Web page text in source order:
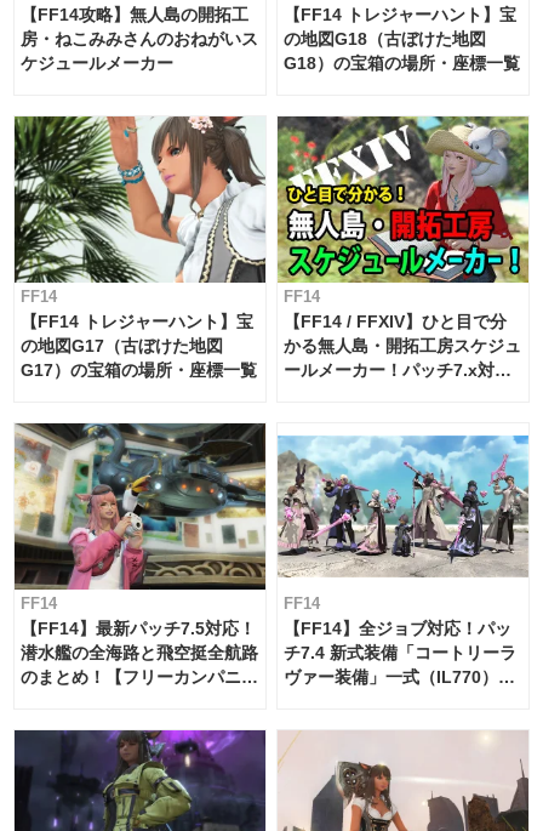
【FF14攻略】無人島の開拓工
房・ねこみみさんのおねがいス
ケジュールメーカー
【FF14 トレジャーハント】宝
の地図G18（古ぼけた地図
G18）の宝箱の場所・座標一覧
FF14
【FF14 トレジャーハント】宝
の地図G17（古ぼけた地図
G17）の宝箱の場所・座標一覧
FF14
【FF14 / FFXIV】ひと目で分
かる無人島・開拓工房スケジュ
ールメーカー！パッチ7.x対応
FF14
【FF14】最新パッチ7.5対応！
潜水艦の全海路と飛空挺全航路
のまとめ！【フリーカンパニ
FF14
【FF14】全ジョブ対応！パッ
チ7.4 新式装備「コートリーラ
ヴァー装備」一式（IL770）の